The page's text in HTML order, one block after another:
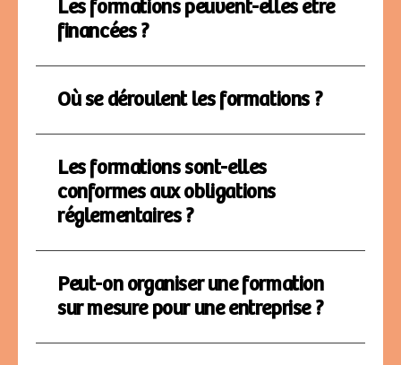
Les formations peuvent-elles être
financées ?
Où se déroulent les formations ?
Les formations sont-elles
conformes aux obligations
réglementaires ?
Peut-on organiser une formation
sur mesure pour une entreprise ?